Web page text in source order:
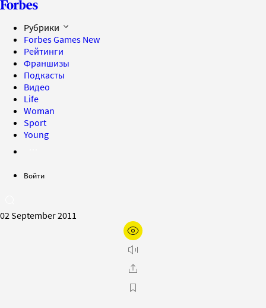
Рубрики
Forbes Games New
Рейтинги
Франшизы
Подкасты
Видео
Life
Woman
Sport
Young
Войти
02 September 2011